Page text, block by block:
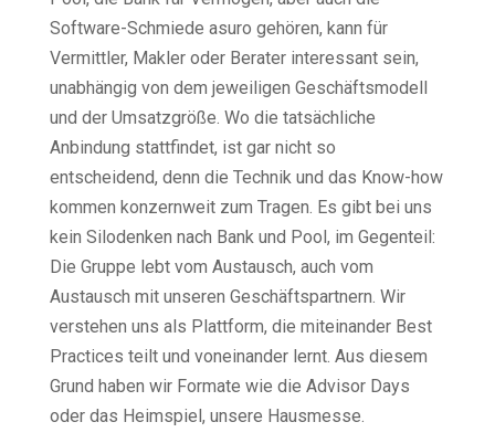
Software-Schmiede asuro gehören, kann für
Vermittler, Makler oder Berater interessant sein,
unabhängig von dem jeweiligen Geschäftsmodell
und der Umsatzgröße. Wo die tatsächliche
Anbindung stattfindet, ist gar nicht so
entscheidend, denn die Technik und das Know-how
kommen konzernweit zum Tragen. Es gibt bei uns
kein Silodenken nach Bank und Pool, im Gegenteil:
Die Gruppe lebt vom Austausch, auch vom
Austausch mit unseren Geschäftspartnern. Wir
verstehen uns als Plattform, die miteinander Best
Practices teilt und voneinander lernt. Aus diesem
Grund haben wir Formate wie die Advisor Days
oder das Heimspiel, unsere Hausmesse.